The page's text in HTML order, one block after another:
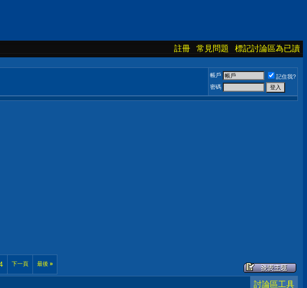
註冊 常見問題 標記討論區為已讀
帳戶
記住我?
密碼
下一頁 最後 »
討論區工具